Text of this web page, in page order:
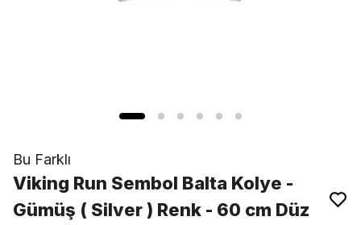
Bu Farklı
Viking Run Sembol Balta Kolye -
Gümüş ( Silver ) Renk - 60 cm Düz